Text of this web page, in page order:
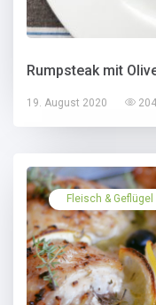
Rumpsteak mit
19. August 2020
Fleisch & Geflügel